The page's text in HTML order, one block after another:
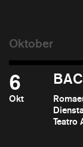
6
Okt
Teatro